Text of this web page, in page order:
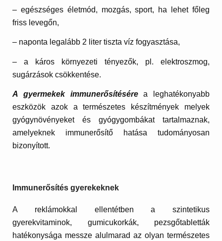
– egészséges életmód, mozgás, sport, ha lehet főleg
friss levegőn,
– naponta legalább 2 liter tiszta víz fogyasztása,
– a káros környezeti tényezők, pl. elektroszmog,
sugárzások csökkentése.
A gyermekek immunerősítésére
a leghatékonyabb
eszközök azok a természetes készítmények melyek
gyógynövényeket és gyógygombákat tartalmaznak,
amelyeknek immunerősítő hatása tudományosan
bizonyított.
Immunerősítés gyerekeknek
A reklámokkal ellentétben a szintetikus
gyerekvitaminok, gumicukorkák, pezsgőtabletták
hatékonysága messze alulmarad az olyan természetes